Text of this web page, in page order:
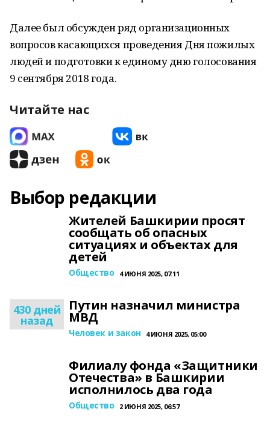
Далее был обсужден ряд организационных
вопросов касающихся проведения Дня пожилых
людей и подготовки к единому дню голосования
9 сентября 2018 года.
Читайте нас
Выбор редакции
Жителей Башкирии просят
сообщать об опасных
ситуациях и объектах для
детей
Общество 4 ИЮНЯ 2025, 07:11
430 дней
назад
Путин назначил министра
МВД
Человек и закон 4 ИЮНЯ 2025, 05:00
Филиалу фонда «Защитники
Отечества» в Башкирии
исполнилось два года
Общество 2 ИЮНЯ 2025, 06:57